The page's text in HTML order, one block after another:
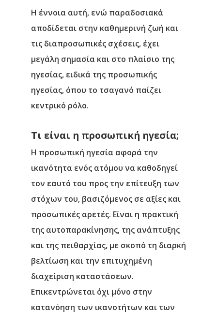
Η έννοια αυτή, ενώ παραδοσιακά
αποδίδεται στην καθημερινή ζωή και
τις διαπροσωπικές σχέσεις, έχει
μεγάλη σημασία και στο πλαίσιο της
ηγεσίας, ειδικά της προσωπικής
ηγεσίας, όπου το τσαγανό παίζει
κεντρικό ρόλο.
Τι είναι η προσωπική ηγεσία;
Η προσωπική ηγεσία αφορά την
ικανότητα ενός ατόμου να καθοδηγεί
τον εαυτό του προς την επίτευξη των
στόχων του, βασιζόμενος σε αξίες και
προσωπικές αρετές. Είναι η πρακτική
της αυτοπαρακίνησης, της ανάπτυξης
και της πειθαρχίας, με σκοπό τη διαρκή
βελτίωση και την επιτυχημένη
διαχείριση καταστάσεων.
Επικεντρώνεται όχι μόνο στην
κατανόηση των ικανοτήτων και των